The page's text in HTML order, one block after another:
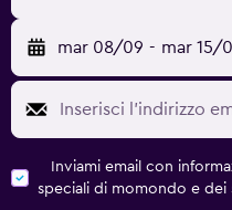
mar 08/09 - mar 15/
Inviami email con
speciali di momondo e dei